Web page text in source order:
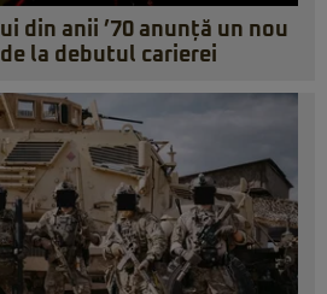
din anii ’70 anunță un nou
la debutul carierei